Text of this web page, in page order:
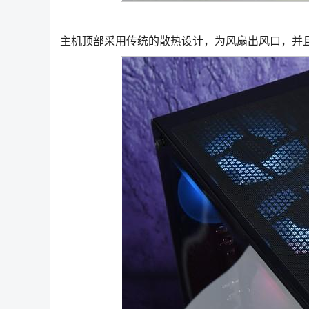
主机顶部采用传统的散热设计，为风扇出风口，并